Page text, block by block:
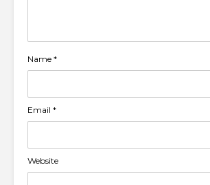
Name *
Email *
Website